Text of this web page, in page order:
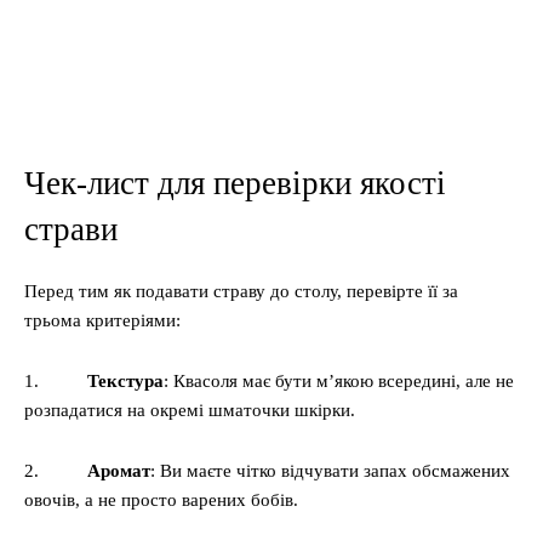
Чек-лист для перевірки якості
страви
Перед тим як подавати страву до столу, перевірте її за
трьома критеріями:
1. Текстура: Квасоля має бути м’якою всередині, але не
розпадатися на окремі шматочки шкірки.
2. Аромат: Ви маєте чітко відчувати запах обсмажених
овочів, а не просто варених бобів.